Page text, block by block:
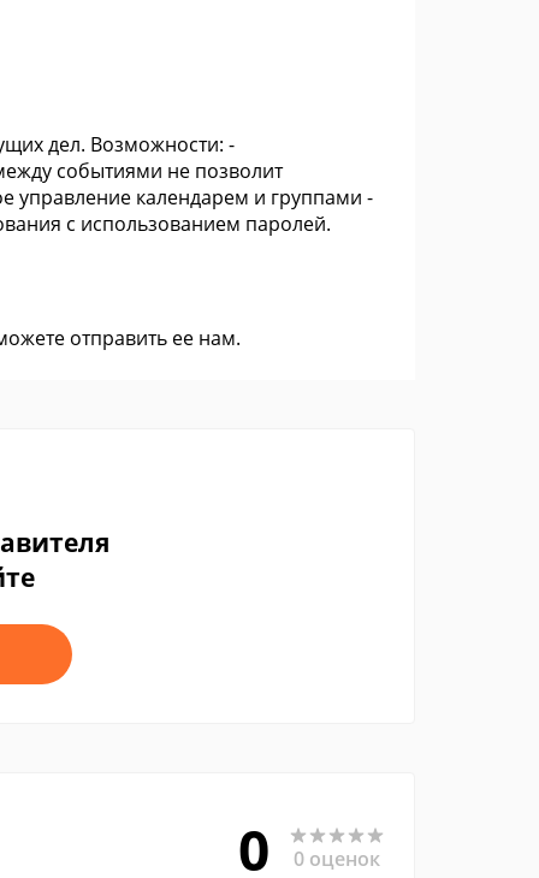
дел. Возможности: -
событиями не позволит
управление календарем и группами -
с использованием паролей.
отправить ее нам.
0 0 оценок